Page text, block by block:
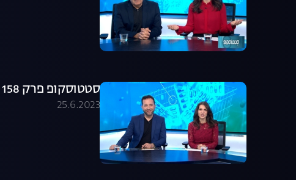
סטטוסקופ פרק 158
25.6.2023